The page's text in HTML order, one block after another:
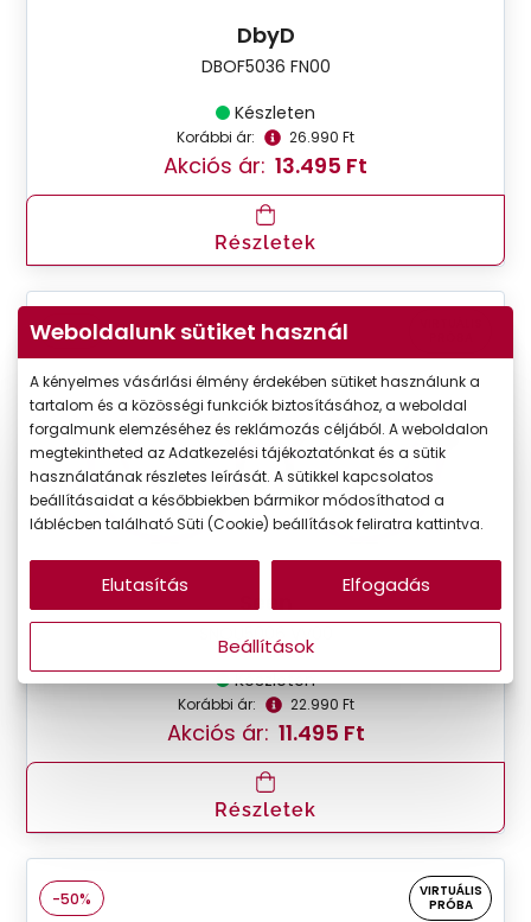
DbyD
DBOF5036 FN00
Készleten
Korábbi ár: 26.990 Ft
Akciós ár: 13.495 Ft
Részletek
-50%
Seen
SNOU5006 VV00
Készleten
Korábbi ár: 22.990 Ft
Akciós ár: 11.495 Ft
Részletek
-50%
VIRTUÁLIS
PRÓBA
Weboldalunk sütiket használ
A kényelmes vásárlási élmény érdekében sütiket használunk a
tartalom és a közösségi funkciók biztosításához, a weboldal
forgalmunk elemzéséhez és reklámozás céljából. A weboldalon
megtekintheted az Adatkezelési tájékoztatónkat és a sütik
használatának részletes leírását. A sütikkel kapcsolatos
beállításaidat a későbbiekben bármikor módosíthatod a
láblécben található Süti (Cookie) beállítások feliratra kattintva.
Beállítások
Elutasítás Elfogadás